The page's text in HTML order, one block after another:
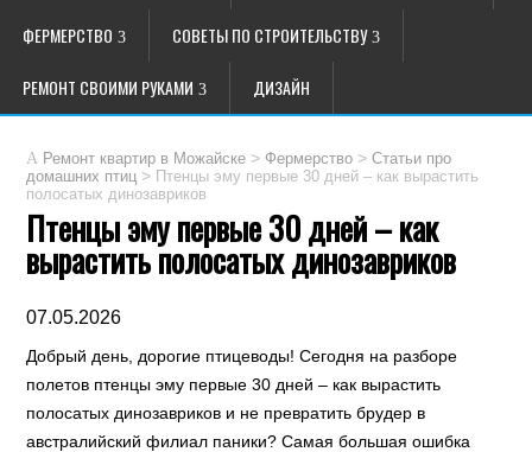
ФЕРМЕРСТВО СОВЕТЫ ПО СТРОИТЕЛЬСТВУ
РЕМОНТ СВОИМИ РУКАМИ ДИЗАЙН
Ремонт квартир в Можайске > Фермерство >Статьи про
домашних птиц > Птенцы эму первые 30 дней – как вырастить
полосатых динозавриков
Птенцы эму первые 30 дней – как
вырастить полосатых динозавриков
07.05.2026
Добрый день, дорогие птицеводы! Сегодня на разборе
полетов птенцы эму первые 30 дней – как вырастить
полосатых динозавриков и не превратить брудер в
австралийский филиал паники? Самая большая ошибка